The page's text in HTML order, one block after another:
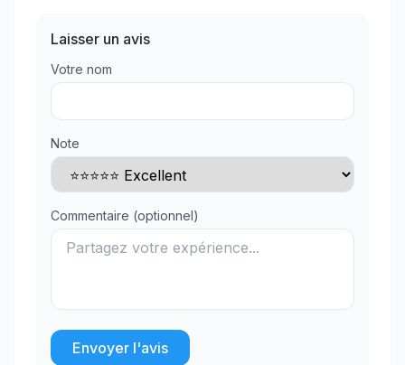
Laisser un avis
Votre nom
Note
Commentaire (optionnel)
Envoyer l'avis